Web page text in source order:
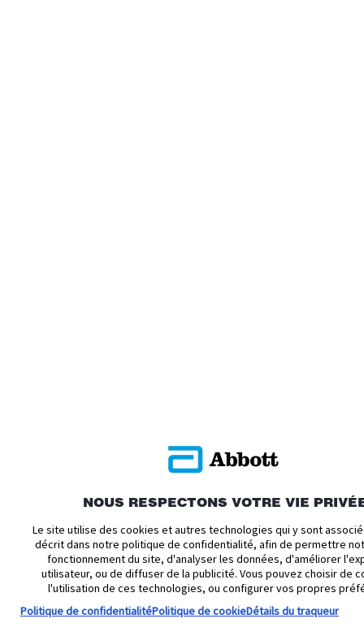
NOUS RESPECTONS VOTRE VIE
Le site utilise des cookies et autres technologies qui y sont
décrit dans notre politique de confidentialité, afin de permettre
fonctionnement du site, d'analyser les données, d'améliorer
utilisateur, ou de diffuser de la publicité. Vous pouvez choisir de
l'utilisation de ces technologies, ou configurer vos propres
Politique de confidentialitéPolitique de cookieDétails du traqueur